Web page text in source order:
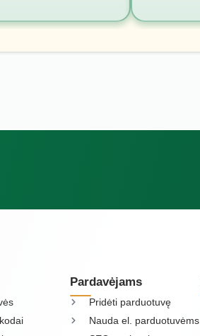
Pardavėjams
Pridėti parduotuvę
Nauda el. parduotuvėms